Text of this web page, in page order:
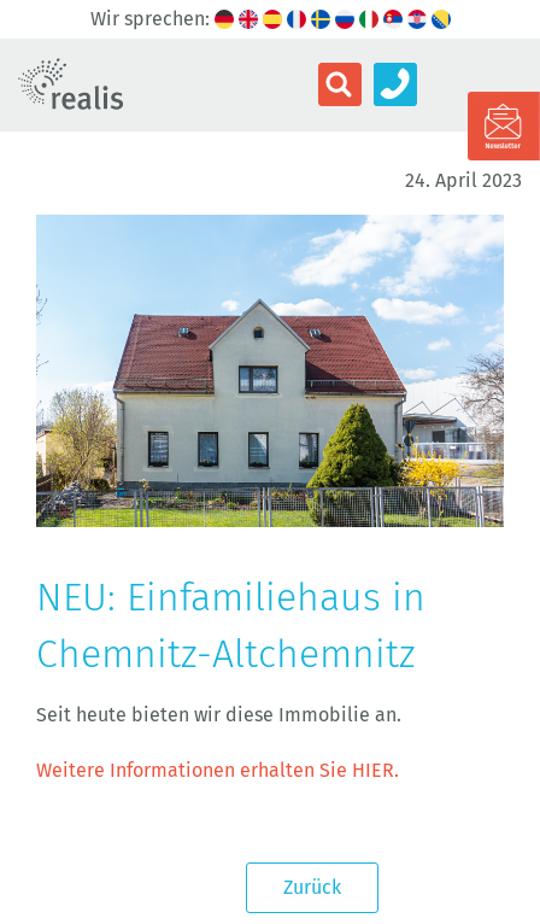
Wir sprechen:
24. April 2023
NEU: Einfamiliehaus in
Chemnitz-Altchemnitz
Seit heute bieten wir diese Immobilie an.
Weitere Informationen erhalten Sie HIER.
Zurück